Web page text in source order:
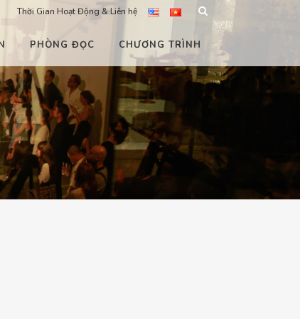
Thời Gian Hoạt Động & Liên hệ
PHÒNG ĐỌC CHƯƠNG TRÌNH